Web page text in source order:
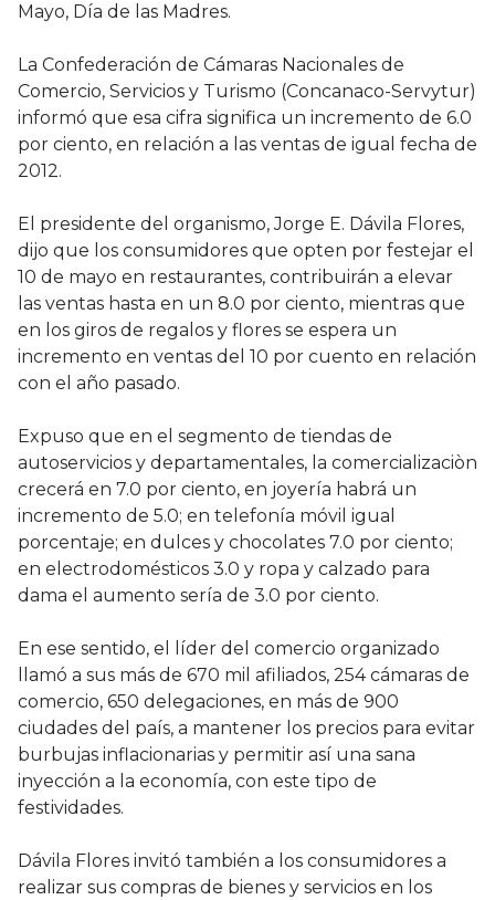
Mayo, Día de las Madres.
La Confederación de Cámaras Nacionales de
Comercio, Servicios y Turismo (Concanaco-Servytur)
informó que esa cifra significa un incremento de 6.0
por ciento, en relación a las ventas de igual fecha de
2012.
El presidente del organismo, Jorge E. Dávila Flores,
dijo que los consumidores que opten por festejar el
10 de mayo en restaurantes, contribuirán a elevar
las ventas hasta en un 8.0 por ciento, mientras que
en los giros de regalos y flores se espera un
incremento en ventas del 10 por cuento en relación
con el año pasado.
Expuso que en el segmento de tiendas de
autoservicios y departamentales, la comercializaciòn
crecerá en 7.0 por ciento, en joyería habrá un
incremento de 5.0; en telefonía móvil igual
porcentaje; en dulces y chocolates 7.0 por ciento;
en electrodomésticos 3.0 y ropa y calzado para
dama el aumento sería de 3.0 por ciento.
En ese sentido, el líder del comercio organizado
llamó a sus más de 670 mil afiliados, 254 cámaras de
comercio, 650 delegaciones, en más de 900
ciudades del país, a mantener los precios para evitar
burbujas inflacionarias y permitir así una sana
inyección a la economía, con este tipo de
festividades.
Dávila Flores invitó también a los consumidores a
realizar sus compras de bienes y servicios en los